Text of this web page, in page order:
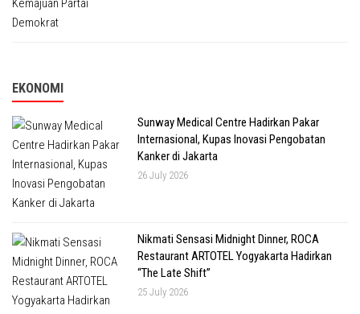
EKONOMI
Sunway Medical Centre Hadirkan Pakar
Internasional, Kupas Inovasi Pengobatan
Kanker di Jakarta
26 July 2026
Nikmati Sensasi Midnight Dinner, ROCA
Restaurant ARTOTEL Yogyakarta Hadirkan
“The Late Shift”
25 July 2026